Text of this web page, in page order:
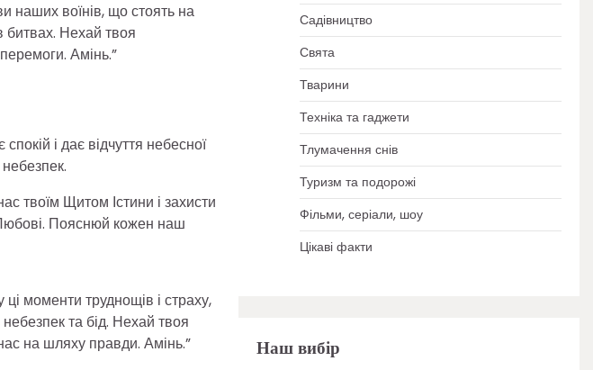
наших воїнів, що стоять на
битвах. Нехай твоя
Амінь.”
і дає відчуття небесної
твоїм Щитом Істини і захисти
Пояснюй кожен наш
моменти труднощів і страху,
та бід. Нехай твоя
на шляху правди. Амінь.”
Садівництво
Свята
Тварини
Техніка та гаджети
Тлумачення снів
Туризм та подорожі
Фільми, серіали, шоу
Цікаві факти
Наш вибір